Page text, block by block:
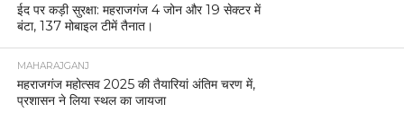
ईद पर कड़ी सुरक्षा: महराजगंज 4 जोन और 19 सेक्टर में
बंटा, 137 मोबाइल टीमें तैनात।
MAHARAJGANJ
महराजगंज महोत्सव 2025 की तैयारियां अंतिम चरण में,
प्रशासन ने लिया स्थल का जायजा